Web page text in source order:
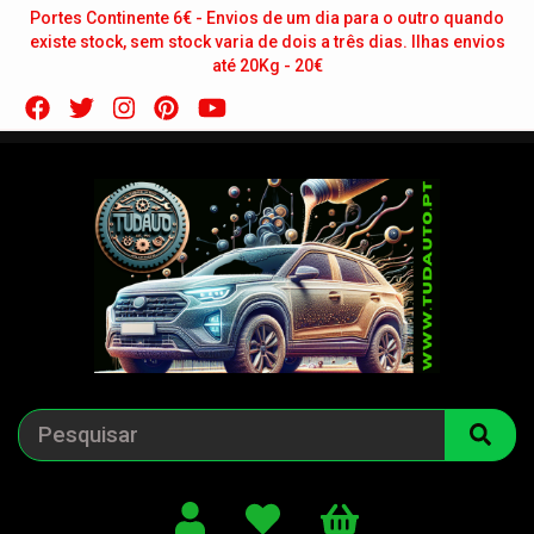
Portes Continente 6€ - Envios de um dia para o outro quando
existe stock, sem stock varia de dois a três dias. Ilhas envios
até 20Kg - 20€